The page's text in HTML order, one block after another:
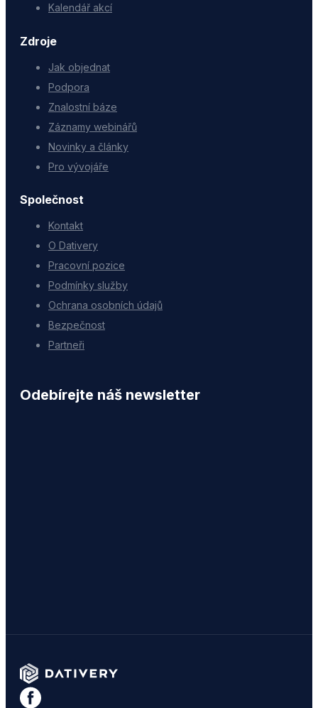
Kalendář akcí
Zdroje
Jak objednat
Podpora
Znalostní báze
Záznamy webinářů
Novinky a články
Pro vývojáře
Společnost
Kontakt
O Dativery
Pracovní pozice
Podmínky služby
Ochrana osobních údajů
Bezpečnost
Partneři
Odebírejte náš newsletter